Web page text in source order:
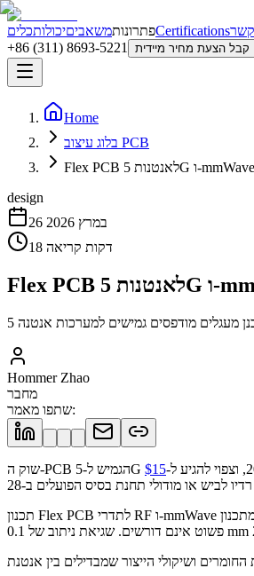
פתרונותמשאביםיכולותכלים Certificationsקשר
+86 (311) 8693-5221
קבל הצעת מחיר מיידית
Home
בלוג עיצוב PCB
design
26 במרץ 2026
18 דקות קריאה
Hommer Zhao
מחבר
שתפו מאמר:
תכנון Flex PCB לתדרי RF ו-mmWave הוא דיסציפלינה שונה מתכנון Flex סטנדרטי. גיאומטריית המוליכים, התכונות הדיאלקטריות של החומר ורציפות מישור ההארקה משפיעות כולן על ביצועי האנטנה ברמה שתכנוני 1 GHz